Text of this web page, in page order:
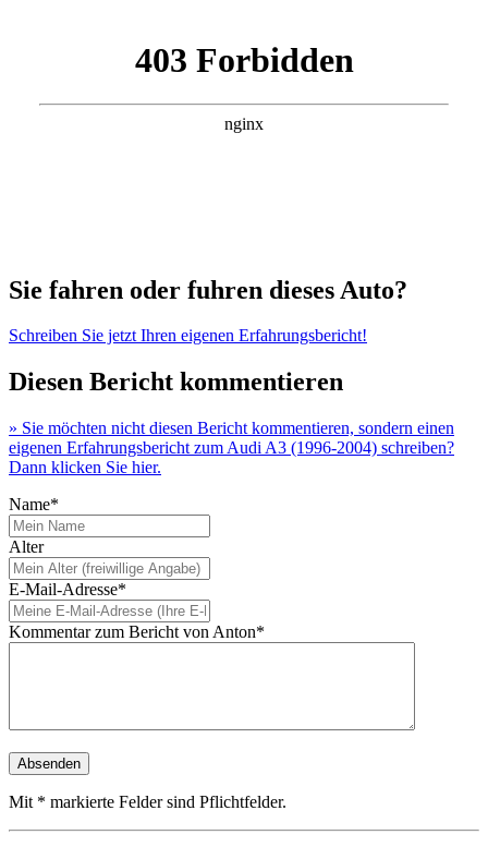
Sie fahren oder fuhren dieses Auto?
Schreiben Sie jetzt Ihren eigenen Erfahrungsbericht!
Diesen Bericht kommentieren
» Sie möchten nicht diesen Bericht kommentieren, sondern einen
eigenen Erfahrungsbericht zum Audi A3 (1996-2004) schreiben?
Dann klicken Sie hier.
Name*
Alter
E-Mail-Adresse*
Kommentar zum Bericht von Anton*
Mit * markierte Felder sind Pflichtfelder.